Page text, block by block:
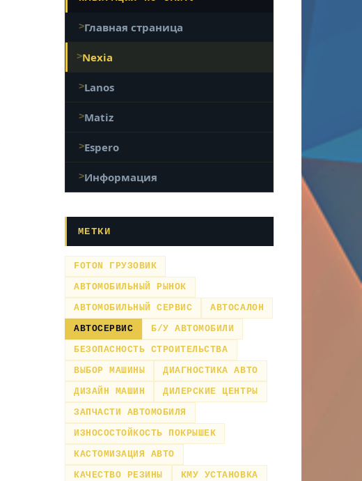
Главная страница
Nexia
Lanos
Matiz
Espero
Информация
МЕТКИ
FOTON ГРУЗОВИК
АВТОМОБИЛЬНЫЙ РЫНОК
АВТОМОБИЛЬНЫЙ СЕРВИС
АВТОСАЛОН
АВТОСЕРВИС
Б/У АВТОМОБИЛИ
БЕЗОПАСНОСТЬ СТРОИТЕЛЬСТВА
ВЫБОР МАШИНЫ
ДИАГНОСТИКА АВТО
ДИЗАЙН МАШИН
ДИЛЕРСКИЕ ЦЕНТРЫ
ЗАПЧАСТИ АВТОМОБИЛЯ
ИЗНОСОСТОЙКОСТЬ ПОКРЫШЕК
КАСТОМИЗАЦИЯ АВТО
КАЧЕСТВО РЕЗИНЫ
КМУ УСТАНОВКА